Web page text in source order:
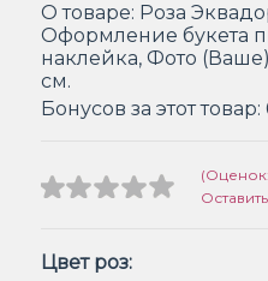
О товаре: Роза
Оформление букета
наклейка, Фото
см.
Бонусов за этот товар:
Цвет роз: